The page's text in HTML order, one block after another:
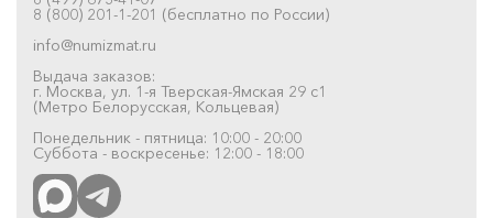
8 (800) 201-1-201 (бесплатно по России)
info@numizmat.ru
Выдача заказов:
г. Москва, ул. 1-я Тверская-Ямская 29 с1
(Метро Белорусская, Кольцевая)
Понедельник - пятница: 10:00 - 20:00
Суббота - воскресенье: 12:00 - 18:00